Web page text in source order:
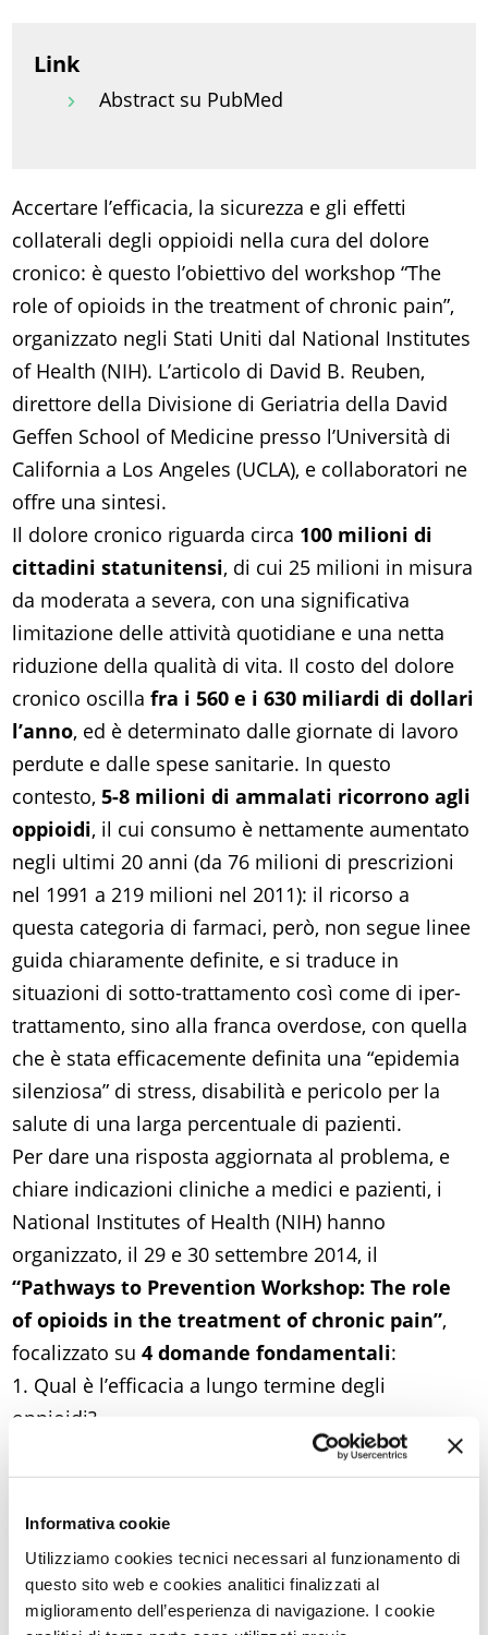
Informativa cookie
Utilizziamo cookies tecnici necessari al funzionamento di
questo sito web e cookies analitici finalizzati al
miglioramento dell’esperienza di navigazione. I cookie
Link
Abstract su PubMed
Accertare l’efficacia, la sicurezza e gli effetti
collaterali degli oppioidi nella cura del dolore
cronico: è questo l’obiettivo del workshop “The
role of opioids in the treatment of chronic pain”,
organizzato negli Stati Uniti dal National Institutes
of Health (NIH). L’articolo di David B. Reuben,
direttore della Divisione di Geriatria della David
Geffen School of Medicine presso l’Università di
California a Los Angeles (UCLA), e collaboratori ne
offre una sintesi.
Il dolore cronico riguarda circa 100 milioni di
cittadini statunitensi, di cui 25 milioni in misura
da moderata a severa, con una significativa
limitazione delle attività quotidiane e una netta
riduzione della qualità di vita. Il costo del dolore
cronico oscillafra i 560 e i 630 miliardi di dollari
l’anno, ed è determinato dalle giornate di lavoro
perdute e dalle spese sanitarie. In questo
contesto,5-8 milioni di ammalati ricorrono agli
oppioidi, il cui consumo è nettamente aumentato
negli ultimi 20 anni (da 76 milioni di prescrizioni
nel 1991 a 219 milioni nel 2011): il ricorso a
questa categoria di farmaci, però, non segue linee
guida chiaramente definite, e si traduce in
situazioni di sotto-trattamento così come di iper-
trattamento, sino alla franca overdose, con quella
che è stata efficacemente definita una “epidemia
silenziosa” di stress, disabilità e pericolo per la
salute di una larga percentuale di pazienti.
Per dare una risposta aggiornata al problema, e
chiare indicazioni cliniche a medici e pazienti, i
National Institutes of Health (NIH) hanno
organizzato, il 29 e 30 settembre 2014, il
“Pathways to Prevention Workshop: The role
of opioids in the treatment of chronic pain”,
focalizzato su4 domande fondamentali:
1. Qual è l’efficacia a lungo termine degli
oppioidi?
2. Qual è la loro sicurezza e quali sono i loro
potenziali effetti collaterali per i pazienti affetti da
dolore cronico?
3. Quali sono gli effetti delle diverse terapie
basate sugli oppioidi?
4. Qual è l’efficacia delle strategie messe in atto